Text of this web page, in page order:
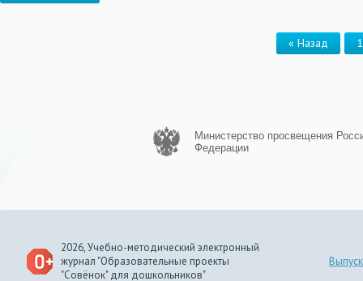
« Назад 1
Министерство просвещения
Федерации
2026, Учебно-методический электронный
журнал "Образовательные проекты
"Совёнок" для дошкольников"